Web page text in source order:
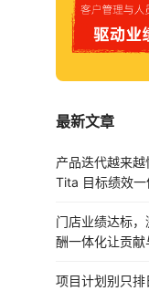
最新文章
产品迭代越来
Tita 目标绩效
门店业绩达标
酬一体化让贡
项目计划别只